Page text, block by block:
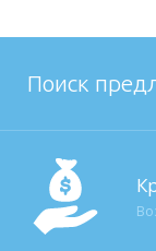
Поиск